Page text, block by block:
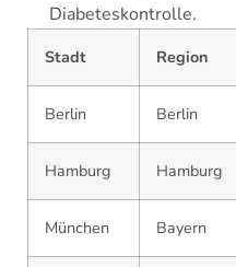
Diabeteskontrolle.
Stadt Region
Berlin Berlin
Hamburg Hamburg
München Bayern